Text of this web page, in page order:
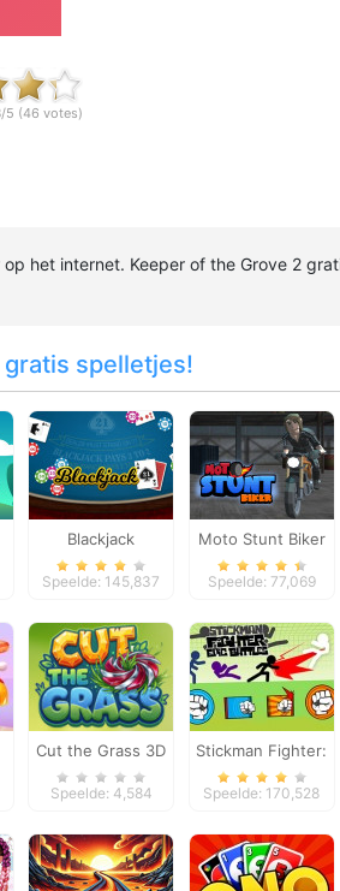
/5 (46 votes)
het internet. Keeper of the Grove 2
spelletjes!
Blackjack
Speelde: 145,837
Moto Stunt Biker
Speelde: 77,069
Cut the Grass 3D
Speelde: 4,584
Stickman Fighter:
Epic Battles
Speelde: 170,528